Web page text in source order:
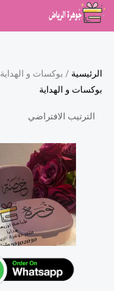
تخطي
إلى
الرئيسية / بوكسات و الهداية
بوكسات و الهداية